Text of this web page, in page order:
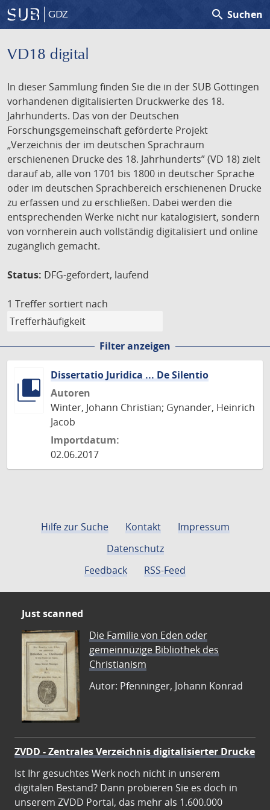
GDZ search Suchen
VD18 digital
In dieser Sammlung finden Sie die in der SUB Göttingen
vorhandenen digitalisierten Druckwerke des 18.
Jahrhunderts. Das von der Deutschen
Forschungsgemeinschaft geförderte Projekt
„Verzeichnis der im deutschen Sprachraum
erschienenen Drucke des 18. Jahrhunderts” (VD 18) zielt
darauf ab, alle von 1701 bis 1800 in deutscher Sprache
oder im deutschen Sprachbereich erschienenen Drucke
zu erfassen und zu erschließen. Dabei werden die
entsprechenden Werke nicht nur katalogisiert, sondern
von vornherein auch vollständig digitalisiert und online
zugänglich gemacht.
Status: DFG-gefördert, laufend
1 Treffer sortiert nach
Filter anzeigen
Dissertatio Juridica ... De Silentio
Autoren
Winter, Johann Christian; Gynander, Heinrich
Jacob
Importdatum:
02.06.2017
Hilfe zur Suche Kontakt
Impressum
Datenschutz
Feedback
RSS-Feed
Just scanned
Die Familie von Eden oder
gemeinnüzige Bibliothek des
Christianism
Autor: Pfenninger, Johann Konrad
ZVDD - Zentrales Verzeichnis digitalisierter Drucke
Ist Ihr gesuchtes Werk noch nicht in unserem
digitalen Bestand? Dann probieren Sie es doch in
unserem ZVDD Portal, das mehr als 1.600.000